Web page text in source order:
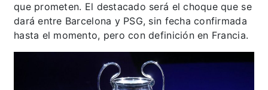
que prometen. El destacado será el choque que se
dará entre Barcelona y PSG, sin fecha confirmada
hasta el momento, pero con definición en Francia.